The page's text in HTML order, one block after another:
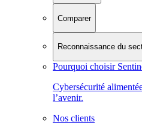
Comparer
Reconnaissance du
Pourquoi choisir
Cybersécurité
l’avenir.
Nos clients